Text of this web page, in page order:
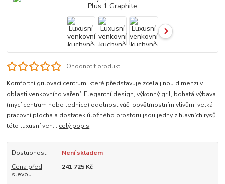
Ohodnotit produkt
Komfortní grilovací centrum, které představuje zcela jinou dimenzi v
oblasti venkovního vaření. Elegantní design, výkonný gril, bohatá výbava
(mycí centrum nebo lednice) odolnost vůči povětrnostním vlivům, velká
pracovní plocha a dostatek úložného prostoru jsou jedny z hlavních rysů
této luxusní ven... celý popis
Dostupnost
Není skladem
Cena před
slevou
241 725 Kč